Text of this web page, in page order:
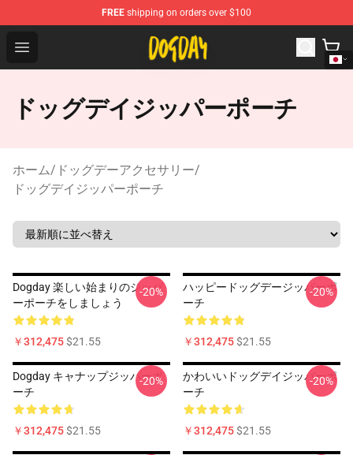
FREE shipping on orders over $100
Open menu
DogDay Store - Official DogDay Merchandise Shop
ドッグデイジッパーポーチ
ホーム/ ドッグデーアクセサリー/
ドッグデイジッパーポーチ
Dogday 楽しい始まりのジッパ
ーポーチをしましょう
￥312,475$21.55
-20%
ハッピードッグデージッパーポ
ーチ
￥312,475$21.55
-20%
Dogday キャナップジッパーポ
ーチ
￥312,475$21.55
-20%
かわいいドッグデイジッパーポ
ーチ
￥312,475$21.55
-20%